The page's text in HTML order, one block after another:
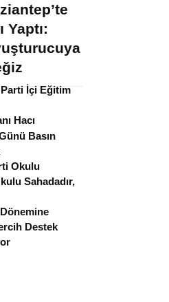
Yaptı:
İçi Eğitim
Hacı
Basın
Okulu
Sahadadır,
Destek